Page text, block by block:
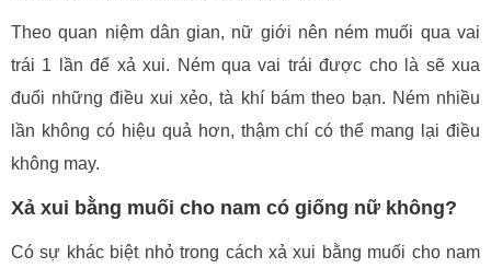
Theo quan niệm dân gian, nữ giới nên ném muối qua vai
trái 1 lần để xả xui. Ném qua vai trái được cho là sẽ xua
đuổi những điều xui xẻo, tà khí bám theo bạn. Ném nhiều
lần không có hiệu quả hơn, thậm chí có thể mang lại điều
không may.
Xả xui bằng muối cho nam có giống nữ không?
Có sự khác biệt nhỏ trong cách xả xui bằng muối cho nam